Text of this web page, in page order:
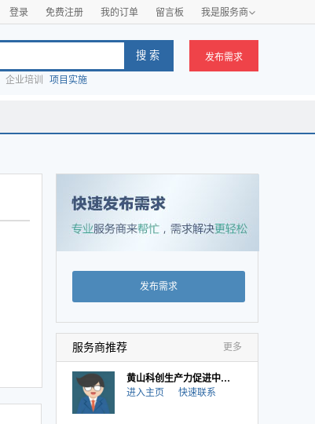
登录 免费注册 我的订单 留言板 我是服务商 
企业培训 项目实施
发布需求
发布需求
服务商推荐 更多
黄山科创生产力促进中心有限公司
进入主页
快速联系